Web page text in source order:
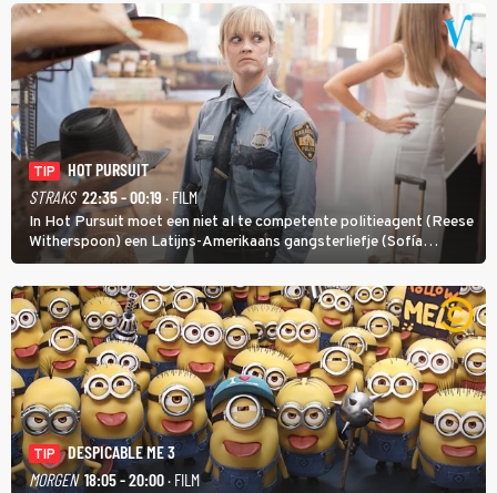
TIP
HOT PURSUIT
STRAKS 22:35 - 00:19 · FILM
In Hot Pursuit moet een niet al te competente politieagent (Reese
Witherspoon) een Latijns-Amerikaans gangsterliefje (Sofía
Vergara) beschermen tegen corrupte agenten en moordlustige
maffiatypes.
TIP
DESPICABLE ME 3
MORGEN 18:05 - 20:00· FILM